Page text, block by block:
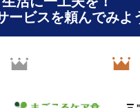
ービスを頼んでみよ